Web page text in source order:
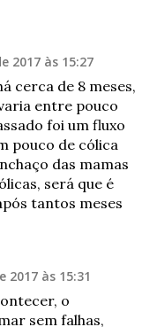
2017 às 15:27
cerca de 8 meses,
entre pouco
foi um fluxo
pouco de cólica
das mamas
será que é
tantos meses
2017 às 15:31
o
sem falhas,